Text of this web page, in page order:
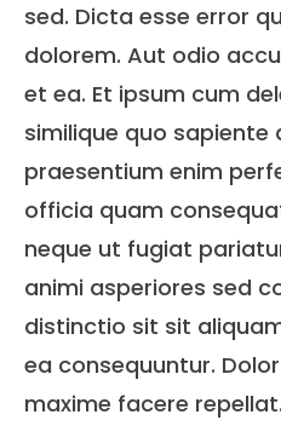
sed. Dicta esse error
dolorem. Aut odio
et ea. Et ipsum cum
similique quo sapiente
praesentium enim
officia quam
neque ut fugiat
animi asperiores sed
distinctio sit sit
ea consequuntur.
maxime facere